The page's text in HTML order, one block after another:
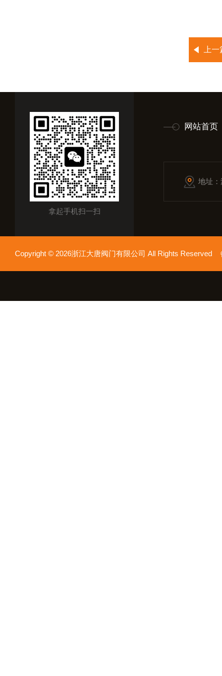
上
拿起手机扫一扫
网站首页
地址
Copyright © 2026浙江大唐阀门有限公司 All Rights Reserved